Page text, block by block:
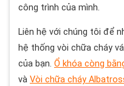
công trình của mình.
Liên hệ với chúng tôi để
hệ thống vòi chữa cháy
của bạn. Ổ khóa còng
và Vòi chữa cháy